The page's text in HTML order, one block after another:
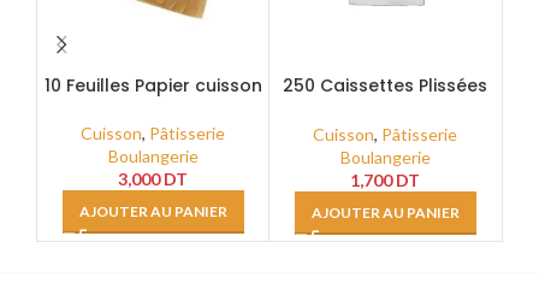
10 Feuilles Papier cuisson
Cuisson, Pâtisserie
Boulangerie
3,000DT
AJOUTER AU PANIER
250 Caissettes Plissées
GP_R100
Cuisson, Pâtisserie
Boulangerie
1,700DT
AJOUTER AU PANIER